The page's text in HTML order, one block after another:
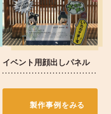
イベント用顔出しパネル
製作事例をみる